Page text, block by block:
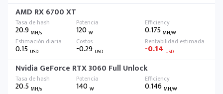
AMD RX 6700 XT
20.9 MH/s 120W 0.175 MH/W
0.15 USD -0.29 USD -0.14 USD
Nvidia GeForce RTX 3060 Full Unlock
20.5 MH/s 140W 0.146 MH/W